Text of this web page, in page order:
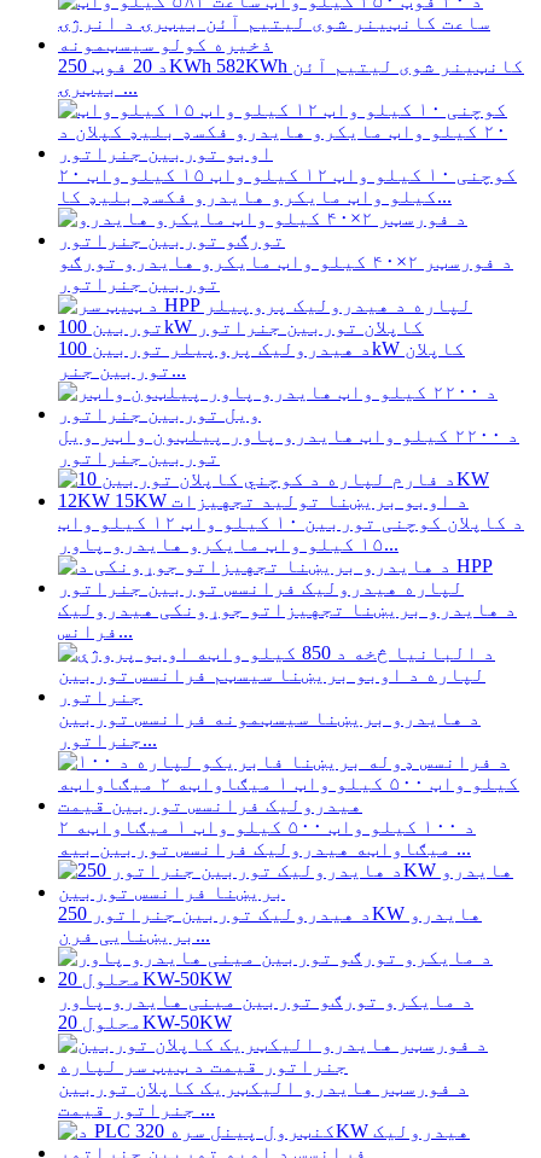
د 20 فوټ 250KWh 582KWh کانټینر شوی لیتیم آئن
بیټرۍ ...
کوچنی ۱۰ کیلو واټ ۱۲ کیلو واټ ۱۵ کیلو واټ ۲۰
کیلو واټ مایکرو هایدرو فکسډ بلیډ کا...
د فورسټر ۲×۴۰ کیلو واټ مایکرو هایدرو تورګو
توربین جنراتور
د هیدرولیک پروپیلر توربین 100kW کاپلان
توربین جنر...
د ۲۲۰۰ کیلو واټ هایدرو پاور پیلټون واټر ویل
توربین جنراتور
د کاپلان کوچنی توربین ۱۰ کیلو واټ ۱۲ کیلو واټ
۱۵ کیلو واټ مایکرو هایدرو پاور...
د هایدرو بریښنا تجهیزاتو جوړونکی هیدرولیک
فرانس...
د هایدرو بریښنا سیسټمونه فرانسس توربین
جنراتور...
د ۱۰۰ کیلو واټ ۵۰۰ کیلو واټ ۱ میګاواټه ۲
میګاواټه هیدرولیک فرانسس توربین بیه ...
د هیدرولیک توربین جنراتور 250KW هایدرو
بریښنایی فرن...
د مایکرو تورګو توربین مینی هایدرو پاور
محلول 20KW-50KW
د فورسټر هایدرو الیکټریک کاپلان توربین
جنراتور قیمت ...